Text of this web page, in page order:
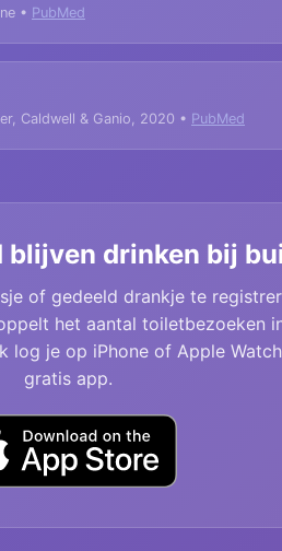
• PubMed
Caldwell & Ganio, 2020 • PubMed
drinken bij
of gedeeld drankje te
het aantal toiletbezoeken
log je op iPhone of Apple
gratis app.